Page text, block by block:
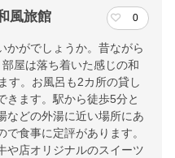
風旅館 0
かがでしょうか。昔ながら
屋は落ち着いた感じの和
す。お風呂も2カ所の貸し
きます。駅から徒歩5分と
などの外湯に近い場所にあ
食事に定評があります。
や店オリジナルのスイーツ